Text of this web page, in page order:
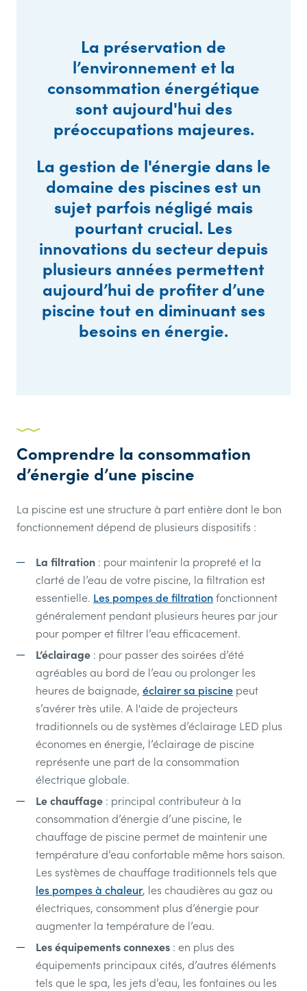
La préservation de
l’environnement et la
consommation énergétique
sont aujourd'hui des
préoccupations majeures.
La gestion de l'énergie dans le
domaine des piscines est un
sujet parfois négligé mais
pourtant crucial. Les
innovations du secteur depuis
plusieurs années permettent
aujourd’hui de profiter d’une
piscine tout en diminuant ses
besoins en énergie.
Comprendre la consommation
d’énergie d’une piscine
La piscine est une structure à part entière dont le bon
fonctionnement dépend de plusieurs dispositifs :
La filtration : pour maintenir la propreté et la
clarté de l’eau de votre piscine, la filtration est
essentielle. Les pompes de filtrationfonctionnent
généralement pendant plusieurs heures par jour
pour pomper et filtrer l’eau efficacement.
L’éclairage : pour passer des soirées d’été
agréables au bord de l’eau ou prolonger les
heures de baignade, éclairer sa piscine peut
s’avérer très utile. A l'aide de projecteurs
traditionnels ou de systèmes d’éclairage LED plus
économes en énergie, l’éclairage de piscine
représente une part de la consommation
électrique globale.
Le chauffage : principal contributeur à la
consommation d’énergie d’une piscine, le
chauffage de piscine permet de maintenir une
température d’eau confortable même hors saison.
Les systèmes de chauffage traditionnels tels que
les pompes à chaleur, les chaudières au gaz ou
électriques, consomment plus d’énergie pour
augmenter la température de l’eau.
Les équipements connexes : en plus des
équipements principaux cités, d’autres éléments
tels que le spa, les jets d’eau, les fontaines ou les